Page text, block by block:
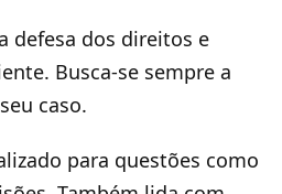
defesa dos direitos e
Busca-se sempre a
caso.
para questões como